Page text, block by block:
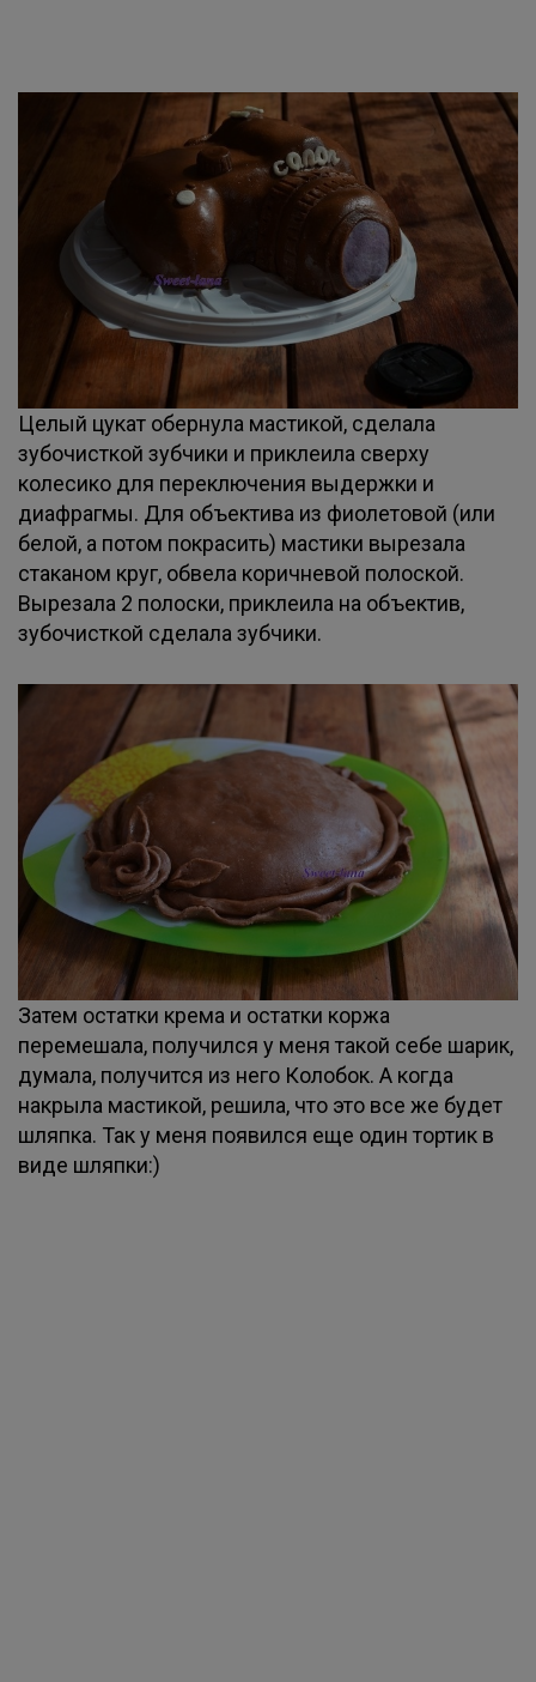
Целый цукат обернула мастикой, сделала
зубочисткой зубчики и приклеила сверху
колесико для переключения выдержки и
диафрагмы. Для объектива из фиолетовой (или
белой, а потом покрасить) мастики вырезала
стаканом круг, обвела коричневой полоской.
Вырезала 2 полоски, приклеила на объектив,
зубочисткой сделала зубчики.
Затем остатки крема и остатки коржа
перемешала, получился у меня такой себе шарик,
думала, получится из него Колобок. А когда
накрыла мастикой, решила, что это все же будет
шляпка. Так у меня появился еще один тортик в
виде шляпки:)